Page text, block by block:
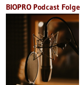
BIOPRO Podcast